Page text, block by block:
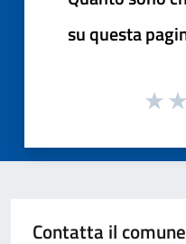
su questa
Contatta il comune